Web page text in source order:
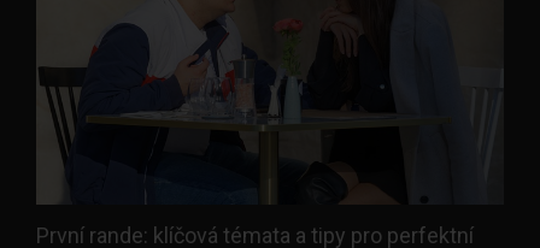
První rande: klíčová témata a tipy pro perfektní